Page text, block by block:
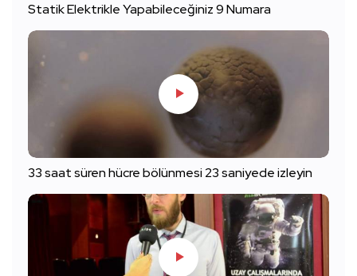
Statik Elektrikle Yapabileceğiniz 9 Numara
33 saat süren hücre bölünmesi 23 saniyede izleyin